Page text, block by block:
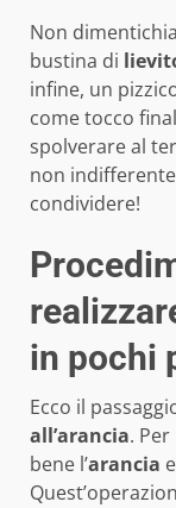
Non
bustina di
infine, un
come tocco
spolverare al
non
condividere!
in pochi
Ecco il
all’arancia.
bene l’arancia